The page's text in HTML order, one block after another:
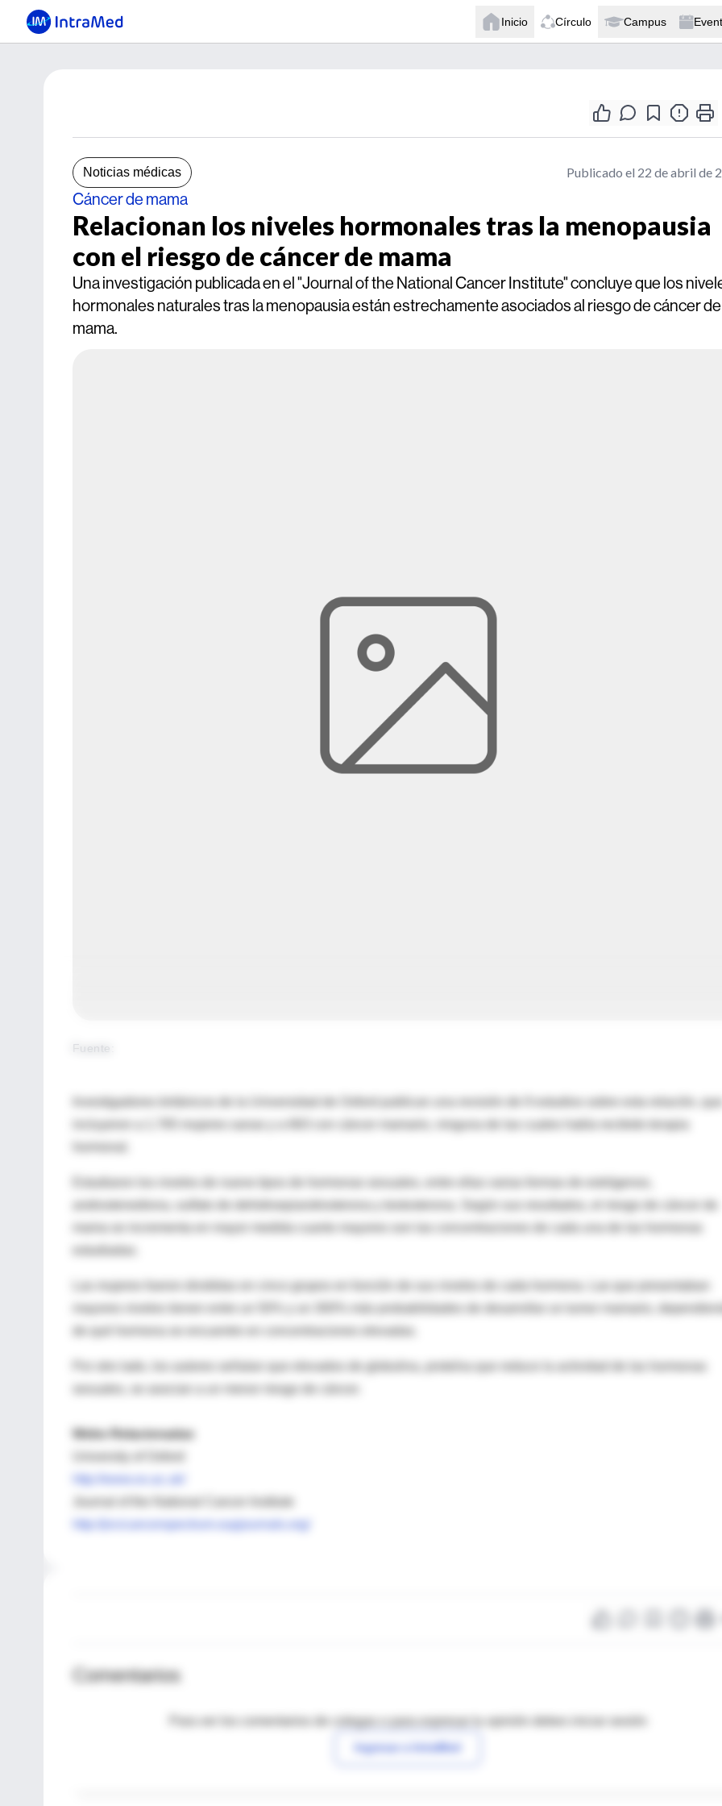
Inicio Círculo Campus
Noticias médicas Publicado el 22 de abril de
Cáncer de mama
Relacionan los niveles hormonales tras la menopausia
con el riesgo de cáncer de mama
Una investigación publicada en el "Journal of the National Cancer Institute" concluye que los
hormonales naturales tras la menopausia están estrechamente asociados al riesgo de cáncer de
mama.
Fuente
Investigadores británicos de la Universidad de Oxford publican una revisión de 9 estudios sobre esta relación,
incluyeron a 1.765 mujeres sanas y a 663 con cáncer mamario, ninguna de las cuales había recibido terapia
Estudiaron los niveles de nueve tipos de hormonas sexuales, entre ellas varias formas de estrógenos,
androstenediona, sulfato de dehidroepiandrosterona y testosterona. Según sus resultados, el riesgo de cáncer de
mama se incrementa en mayor medida cuanto mayores son las concentraciones de cada una de las hormonas
Las mujeres fueron divididas en cinco grupos en función de sus niveles de cada hormona. Las que presentaban
mayores niveles tienen entre un 50% y un 300% más probabilidades de desarrollar un tumor mamario,
sexuales, se asocian a un menor riesgo de cáncer.
Webs Relacionadas
http://jncicancerspectrum.oupjournals.org/
Comentarios
Para ver los comentarios de colegas o para expresar tu opinión debes iniciar sesión
Ingresar a IntraMed